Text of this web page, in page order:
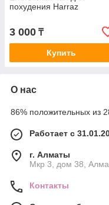
похудения Harraz
3 000 ₸
Купить
О нас
86% положительных из
Работает с
г. Алматы
Мкр 3, дом 38,
Контакты